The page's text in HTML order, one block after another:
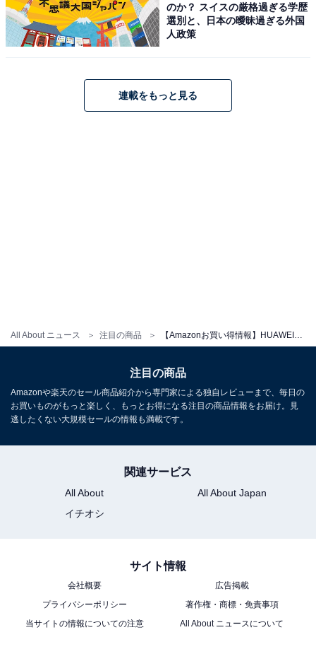
All About ニュース 注目の商品
HUAWEI WATCH FIT 4 スマートウォッチ 薄型軽量 1.82
通知 フィットネス ヘルストラッカー 情緒測定 10日間ロ
Amazonで見る
のか？ スイスの厳格過ぎる学歴
選別と、日本の曖昧過ぎる外国
人政策
連載をもっと見る
注目の商品
Amazonや楽天のセール商品紹介から専門家による独自レビューまで、毎日の
お買いものがもっと楽しく、もっとお得になる注目の商品情報をお届け。見
逃したくない大規模セールの情報も満載です。
関連サービス
All About
All About Japan
イチオシ
サイト情報
会社概要
広告掲載
プライバシーポリシー
著作権・商標・免責事項
当サイトの情報についての注意
All About ニュースについて